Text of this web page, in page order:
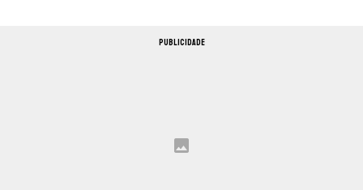
PUBLICIDADE